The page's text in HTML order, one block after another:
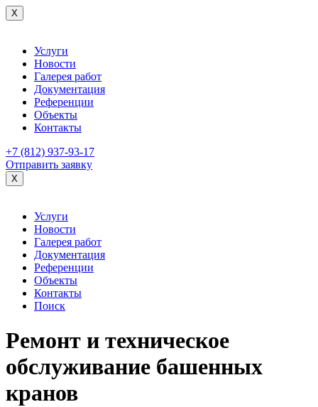
X
Услуги
Новости
Галерея работ
Документация
Референции
Объекты
Контакты
+7 (812) 937-93-17
Отправить заявку
X
Услуги
Новости
Галерея работ
Документация
Референции
Объекты
Контакты
Поиск
Ремонт и техническое
обслуживание башенных
кранов